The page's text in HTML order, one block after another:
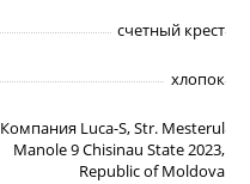
счетный крест
хлопок
Компания Luca-S, Str. Mesterul
Manole 9 Chisinau State 2023,
Republic of Moldova